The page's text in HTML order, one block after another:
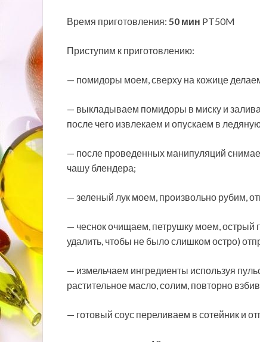
Время приготовления: 50 мин PT50M
Приступим к приготовлению:
— помидоры моем, сверху на кожице
— выкладываем помидоры в миску и
после чего извлекаем и опускаем в
— после проведенных манипуляций
чашу блендера;
— зеленый лук моем, произвольно рубим,
— чеснок очищаем, петрушку моем,
удалить, чтобы не было слишком остро)
— измельчаем ингредиенты используя
растительное масло, солим, повторно
— готовый соус переливаем в сотейник и